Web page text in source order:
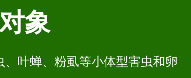
象
叶蝉、粉虱等小体型害虫和卵